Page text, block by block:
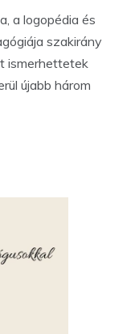
a logopédia és
szakirány
ismerhettetek
újabb három